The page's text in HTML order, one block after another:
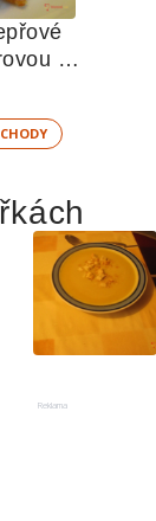
Reklama